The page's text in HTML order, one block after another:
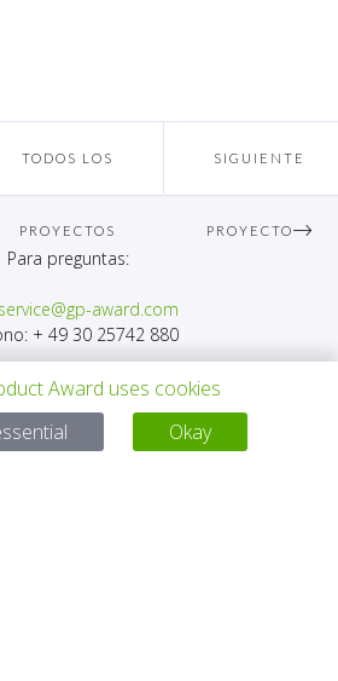
TODOS LOS
PROYECTOS
SIGUIENTE
PROYECTO
Para preguntas:
service@gp-award.com
+ 49 30 25742 880
Award uses cookies
Okay